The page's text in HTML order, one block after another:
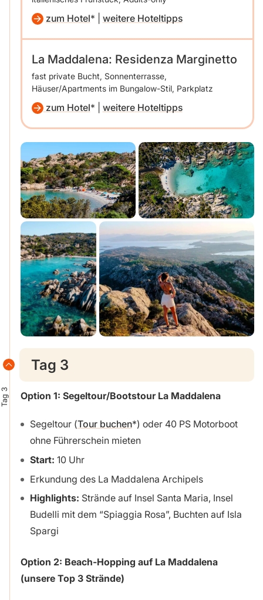
zum Hotel weitere Hoteltipps
La Maddalena: Residenza Marginetto
fast private Bucht, Sonnenterrasse,
Häuser/Apartments im Bungalow-Stil, Parkplatz
zum Hotel weitere Hoteltipps
Tag 3
Tag 3
Option 1: Segeltour/Bootstour La Maddalena
Segeltour (Tour buchen ) oder 40 PS Motorboot
ohne Führerschein mieten
Start: 10 Uhr
Erkundung des La Maddalena Archipels
Highlights: Strände auf Insel Santa Maria, Insel
Budelli mit dem “Spiaggia Rosa”, Buchten auf Isla
Spargi
Option 2: Beach-Hopping auf La Maddalena
(unsere Top 3 Strände)